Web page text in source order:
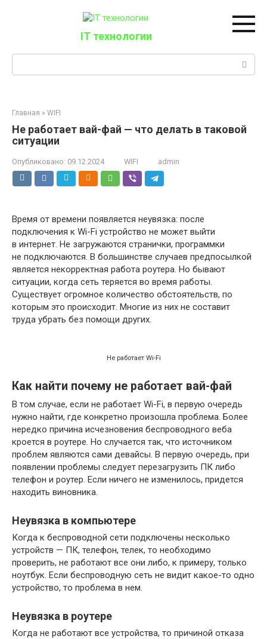
IT технологии
Главная » WIFI
Не работает вай-фай — что делать в таковой
ситуации
Опубликовано: 09.12.2024 WIFI admin
Время от времени появляется неувязка: после
подключения к Wi-Fi устройство не может выйти
в интернет. Не загружаются странички, программки
не подключаются. В большинстве случаев предпосылкой
является некорректная работа роутера. Но бывают
ситуации, когда сеть теряется во время работы.
Существует огромное количество обстоятельств, по
которым это происходит. Многие из них не составит
труда убрать без помощи других.
Не работает Wi-Fi
Как найти почему не работает вай-фай
В том случае, если не работает Wi-Fi, в первую очередь
нужно найти, где конкретно произошла проблема. Более
нередко причина исчезновения беспроводного веба
кроется в роутере. Но случается так, что источником
проблем являются сами девайсы. В первую очередь, при
появлении проблемы следует перезагрузить ПК либо
телефон и роутер. Если ничего не изменилось, придется
находить виновника.
Неувязка в компьютере
Когда к беспроводной сети подключены несколько
устройств — ПК, телефон, телек, то необходимо
проверить, не работают все они либо, к примеру, только
ноутбук. Если беспроводную сеть не видит какое-то одно
устройство, то проблема в нем.
Неувязка в роутере
Когда не работают все устройства, то причиной отказа